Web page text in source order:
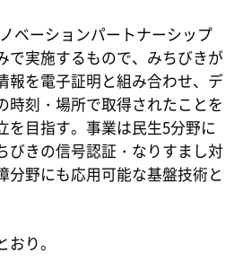
ベーションパートナーシップ
で実施するもので、みちびきが
報を電子証明と組み合わせ、デ
時刻・場所で取得されたことを
を目指す。事業は民生5分野に
びきの信号認証・なりすまし対
分野にも応用可能な基盤技術と
り。